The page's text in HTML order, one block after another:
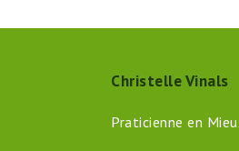
Christelle Vinals
Praticienne en